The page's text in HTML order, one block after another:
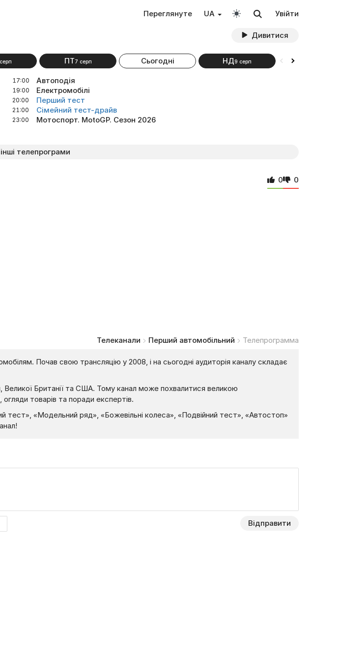
Переглянуте UA Увійти
Дивитися
ПТ7 серп Сьогодні НД9 серп
17:00 Автоподія
19:00 Електромобілі
20:00 Перший тест
21:00 Сімейний тест-драйв
23:00 Мотоспорт. MotoGP. Сезон 2026
телепрограми
0 0
Телеканали Перший автомобільний Телепрограмма
Почав свою трансляцію у 2008, і на сьогодні аудиторія каналу складає
Великої Британії та США. Тому канал може похвалитися великою
товарів та поради експертів.
«Модельний ряд», «Божевільні колеса», «Подвійний тест», «Автостоп»
Відправити